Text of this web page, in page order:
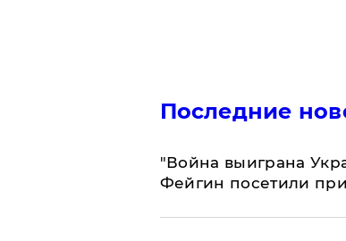
Последние
"Война выиграна
Фейгин посетили